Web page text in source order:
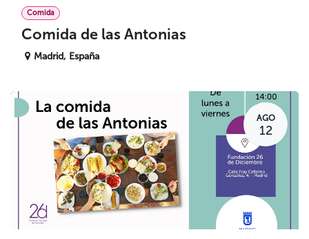
Comida
Comida de las Antonias
Madrid, España
AGO
12